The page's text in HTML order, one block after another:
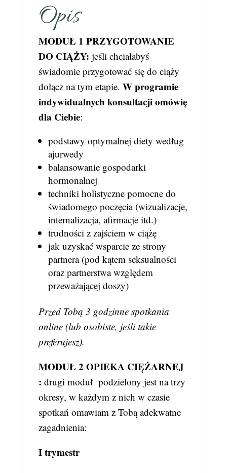
Opis
MODUŁ 1 PRZYGOTOWANIE
DO CIĄŻY: jeśli chciałabyś
świadomie przygotować się do ciąży
dołącz na tym etapie. Wprogramie
indywidualnych konsultacji omówię
dla Ciebie:
podstawy optymalnej diety według
ajurwedy
balansowanie gospodarki
hormonalnej
techniki holistyczne pomocne do
świadomego poczęcia (wizualizacje,
internalizacja, afirmacje itd.)
trudności z zajściem w ciążę
jak uzyskać wsparcie ze strony
partnera (pod kątem seksualności
oraz partnerstwa względem
przeważającej doszy)
Przed Tobą 3 godzinne spotkania
online (lub osobiste, jeśli takie
preferujesz).
MODUŁ 2 OPIEKA CIĘŻARNEJ
: drugi moduł podzielony jest na trzy
okresy, w każdym z nich w czasie
spotkań omawiam z Tobą adekwatne
zagadnienia:
I trymestr